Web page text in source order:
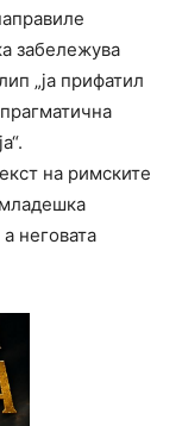
забележува
„ја прифатил
на римските
младешка
неговата